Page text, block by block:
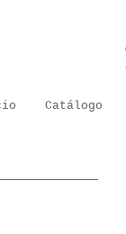
Catálogo